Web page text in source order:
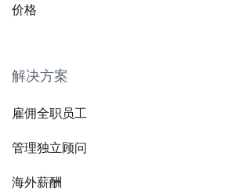
价格
解决方案
雇佣全职员工
管理独立顾问
海外薪酬